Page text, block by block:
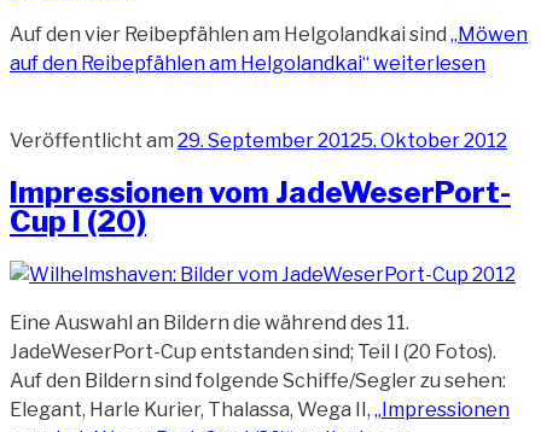
Auf den vier Reibepfählen am Helgolandkai sind „Möwen
auf den Reibepfählen am Helgolandkai“weiterlesen
Veröffentlicht am 29. September 20125. Oktober 2012
Impressionen vom JadeWeserPort-
Cup I (20)
Eine Auswahl an Bildern die während des 11.
JadeWeserPort-Cup entstanden sind; Teil I (20 Fotos).
Auf den Bildern sind folgende Schiffe/Segler zu sehen:
Elegant, Harle Kurier, Thalassa, Wega II, „Impressionen